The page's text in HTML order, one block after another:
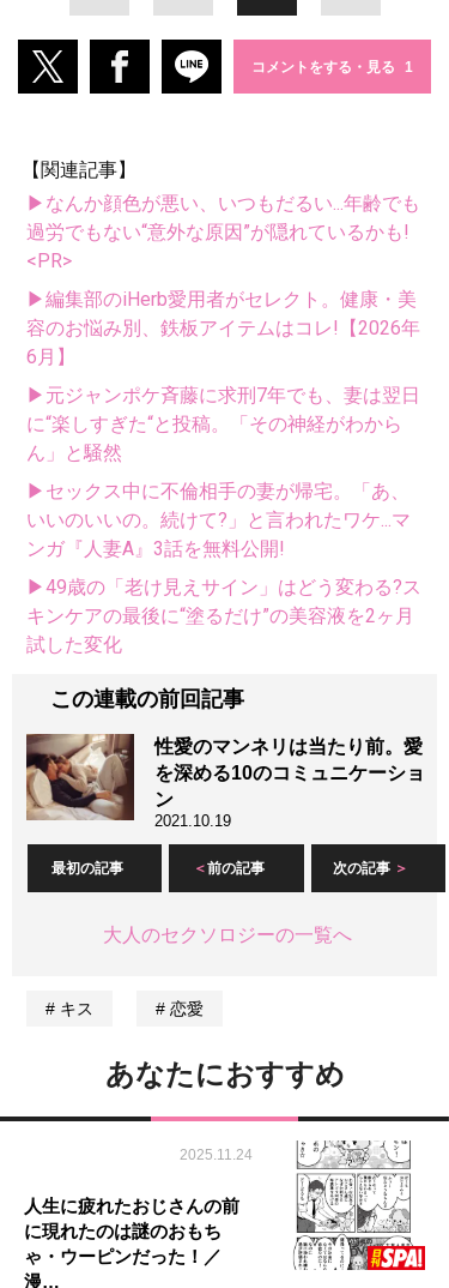
コメントをする・見る
【関連記事】
▶なんか顔色が悪い、いつもだるい...年齢でも
過労でもない“意外な原因”が隠れているかも!
<PR>
▶編集部のiHerb愛用者がセレクト。健康・美
容のお悩み別、鉄板アイテムはコレ!【2026年
6月】
▶元ジャンポケ斉藤に求刑7年でも、妻は翌日
に“楽しすぎた“と投稿。「その神経がわから
ん」と騒然
▶セックス中に不倫相手の妻が帰宅。「あ、
いいのいいの。続けて?」と言われたワケ...マ
ンガ『人妻A』3話を無料公開!
▶49歳の「老け見えサイン」はどう変わる?ス
キンケアの最後に“塗るだけ”の美容液を2ヶ月
試した変化
この連載の前回記事
性愛のマンネリは当たり前。愛
を深める10のコミュニケーショ
ン
2021.10.19
最初の記事 前の記事 次の記事
大人のセクソロジーの一覧へ
キス 恋愛
あなたにおすすめ
2025.11.24
人生に疲れたおじさんの前
に現れたのは謎のおもち
ゃ・ウーピンだった！／
漫…